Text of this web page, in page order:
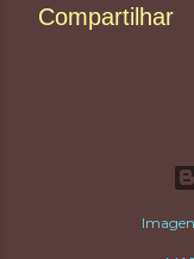
Compartilhar